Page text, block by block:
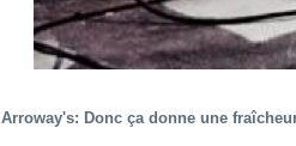
Arroway's: Donc ça donne une